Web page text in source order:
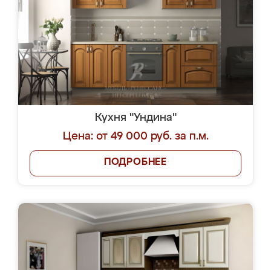
Кухня "Ундина"
Цена: от 49 000 руб. за п.м.
ПОДРОБНЕЕ